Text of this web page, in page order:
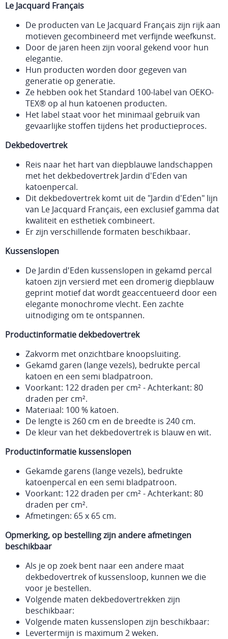
Le Jacquard Français
De producten van Le Jacquard Français zijn rijk aan
motieven gecombineerd met verfijnde weefkunst.
Door de jaren heen zijn vooral gekend voor hun
elegantie.
Hun producten worden door gegeven van
generatie op generatie.
Ze hebben ook het Standard 100-label van OEKO-
TEX® op al hun katoenen producten.
Het label staat voor het minimaal gebruik van
gevaarlijke stoffen tijdens het productieproces.
Dekbedovertrek
Reis naar het hart van diepblauwe landschappen
met het dekbedovertrek Jardin d'Eden van
katoenpercal.
Dit dekbedovertrek komt uit de "Jardin d'Eden" lijn
van Le Jacquard Français, een exclusief gamma dat
kwaliteit en esthetiek combineert.
Er zijn verschillende formaten beschikbaar.
Kussenslopen
De Jardin d'Eden kussenslopen in gekamd percal
katoen zijn versierd met een dromerig diepblauw
geprint motief dat wordt geaccentueerd door een
elegante monochrome vlecht. Een zachte
uitnodiging om te ontspannen.
Productinformatie dekbedovertrek
Zakvorm met onzichtbare knoopsluiting.
Gekamd garen (lange vezels), bedrukte percal
katoen en een semi bladpatroon.
Voorkant: 122 draden per cm² - Achterkant: 80
draden per cm².
Materiaal: 100 % katoen.
De lengte is 260 cm en de breedte is 240 cm.
De kleur van het dekbedovertrek is blauw en wit.
Productinformatie kussenslopen
Gekamde garens (lange vezels), bedrukte
katoenpercal en een semi bladpatroon.
Voorkant: 122 draden per cm² - Achterkant: 80
draden per cm².
Afmetingen: 65 x 65 cm.
Opmerking, op bestelling zijn andere afmetingen
beschikbaar
Als je op zoek bent naar een andere maat
dekbedovertrek of kussensloop, kunnen we die
voor je bestellen.
Volgende maten dekbedovertrekken zijn
beschikbaar:
Volgende maten kussenslopen zijn beschikbaar:
Levertermijn is maximum 2 weken.